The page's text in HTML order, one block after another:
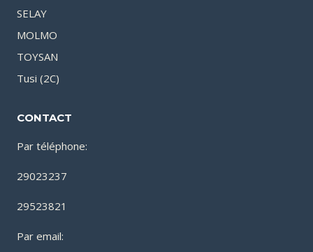
SELAY
MOLMO
TOYSAN
Tusi (2C)
CONTACT
Par téléphone:
29023237
29523821
Par email: